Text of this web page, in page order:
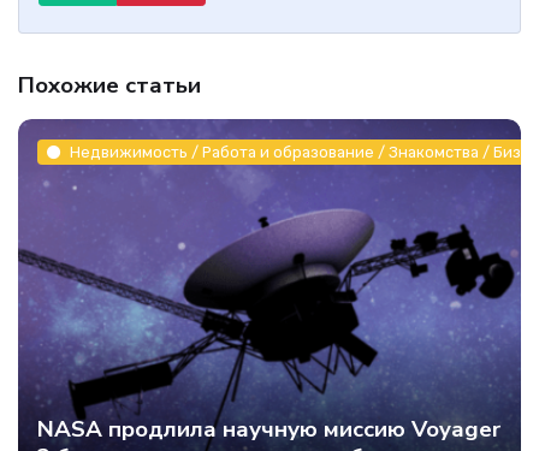
Похожие статьи
Недвижимость / Работа и образование / Знакомства /
NASA продлила научную миссию Voyager